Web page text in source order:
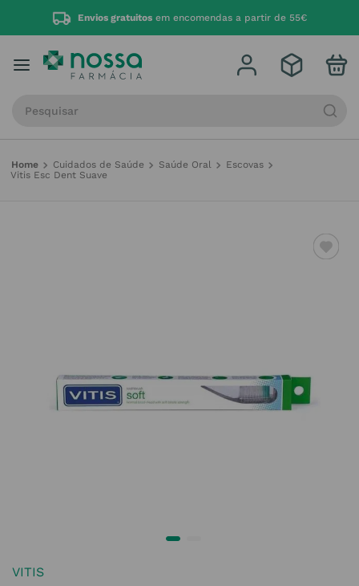
Envios gratuitos em encomendas a partir de 55€
Cuidados de Saúde Saúde Oral
Escovas
Vitis Esc Dent Suave
VITIS